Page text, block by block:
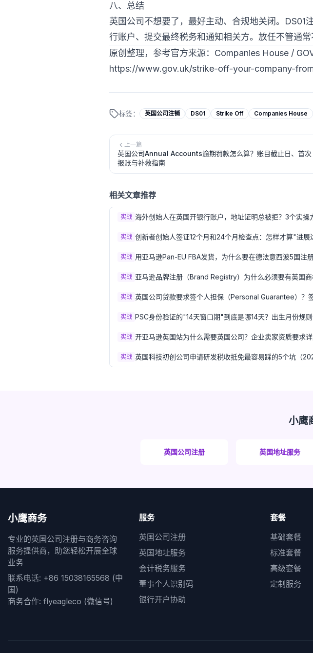
八、总结
英国公司不想要了，最好主动、合规地关闭。
行账户、提交最终税务和通知相关方。放任不管通常
原创整理，参考官方来源：Companies House /
https://www.gov.uk/strike-off-your-company-
标签： 英国公司注销 DS01 Strike Off Companies House
上一篇
英国公司Annual Accounts逾期罚款怎么算？账目截止日、首次
报账与补救指南
相关文章推荐
实战 海外创始人在英国开银行账户，地址证明总被拒？3个实操
实战 创新者创始人签证12个月和24个月检查点：怎样才算"进展
实战 用亚马逊Pan-EU FBA发货，为什么要在德法意西波5国注
实战 亚马逊品牌注册（Brand Registry）为什么必须要有英国商
实战 英国公司贷款要求签个人担保（Personal Guarantee）？
实战 PSC身份验证的"14天窗口期"到底是哪14天？出生月份规则
实战 开亚马逊英国站为什么需要英国公司？企业卖家资质要求详
实战 英国科技初创公司申请研发税收抵免最容易踩的5个坑（
小鹰
英国公司注册 英国地址服务
小鹰商务
专业的英国公司注册与商务咨询
服务提供商，助您轻松开展全球
业务
联系电话: +86 15038165568 (中
国)
商务合作: flyeagleco (微信号)
服务
英国公司注册
英国地址服务
会计税务服务
董事个人识别码
银行开户协助
套餐
基础套餐
标准套餐
高级套餐
定制服务